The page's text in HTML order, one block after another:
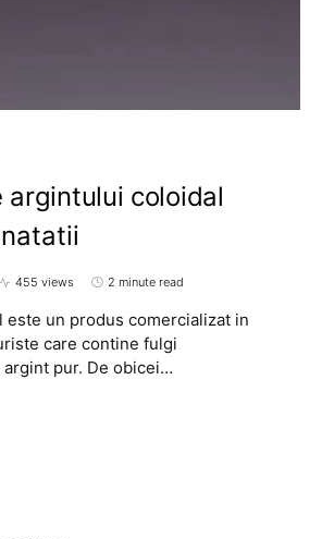
argintului coloidal
455 views 2 minute read
este un produs comercializat in
care contine fulgi
pur. De obicei…